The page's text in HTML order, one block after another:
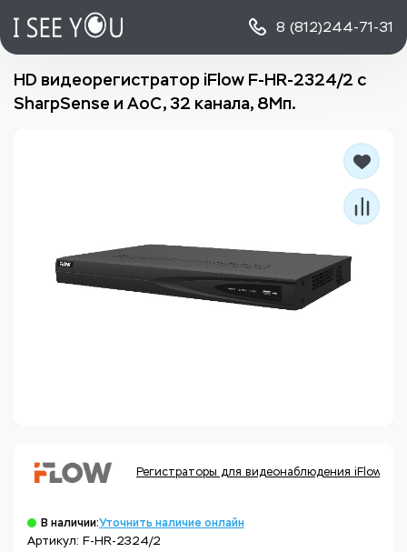
8 (812)244-71-31
HD видеорегистратор iFlow F-HR-2324/2 с
SharpSense и AoC, 32 канала, 8Мп.
Регистраторы для видеонаблюдения iFlow
В наличии:Уточнить наличие онлайн
Артикул: F-HR-2324/2